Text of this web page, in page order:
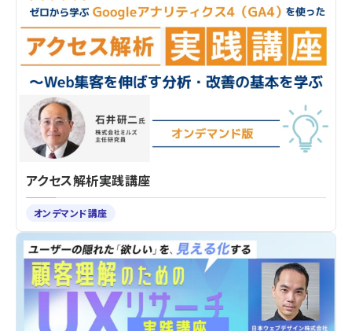
アクセス解析実践講座
オンデマンド講座